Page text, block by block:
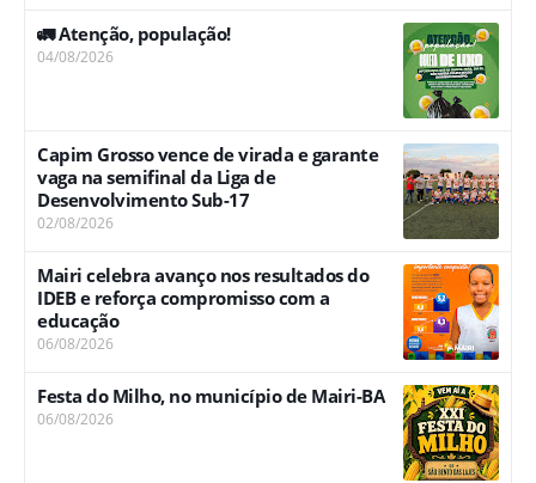
🚛 Atenção, população!
04/08/2026
Capim Grosso vence de virada e garante
vaga na semifinal da Liga de
Desenvolvimento Sub-17
02/08/2026
Mairi celebra avanço nos resultados do
IDEB e reforça compromisso com a
educação
06/08/2026
Festa do Milho, no município de Mairi-BA
06/08/2026